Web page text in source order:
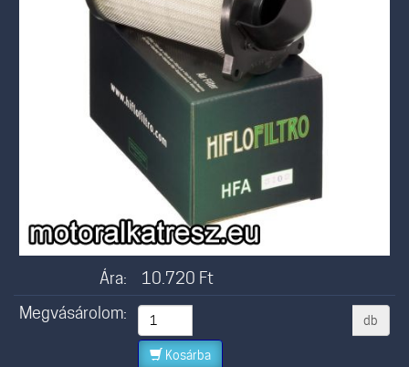
Ára: 10.720 Ft
Megvásárolom:
db
Kosárba